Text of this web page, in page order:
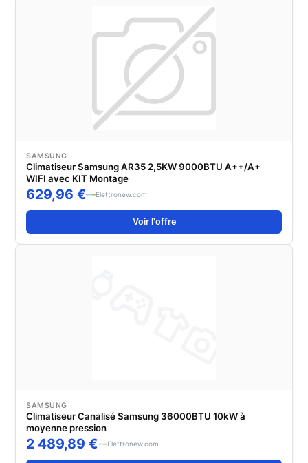
SAMSUNG
Climatiseur Samsung AR35 2,5KW 9000BTU A++/A+
WIFI avec KIT Montage
629,96 € Elettronew.com
Voir l'offre
SAMSUNG
Climatiseur Canalisé Samsung 36000BTU 10kW à
moyenne pression
2 489,89 € Elettronew.com